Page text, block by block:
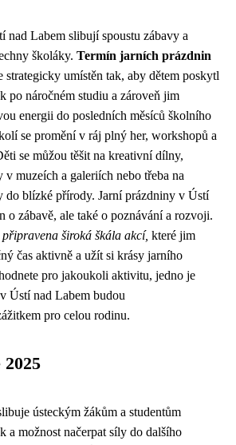
nad Labem slibují spoustu zábavy a
školáky. Termín jarních prázdnin
strategicky umístěn tak, aby dětem poskytl
po náročném studiu a zároveň jim
energii do posledních měsíců školního
se promění v ráj plný her, workshopů a
se můžou těšit na kreativní dílny,
muzeích a galeriích nebo třeba na
do blízké přírody. Jarní prázdniny v Ústí
o zábavě, ale také o poznávání a rozvoji.
široká škála akcí, které jim
čas aktivně a užít si krásy jarního
pro jakoukoli aktivitu, jedno je
Ústí nad Labem budou
pro celou rodinu.
ústeckým žákům a studentům
a možnost načerpat síly do dalšího